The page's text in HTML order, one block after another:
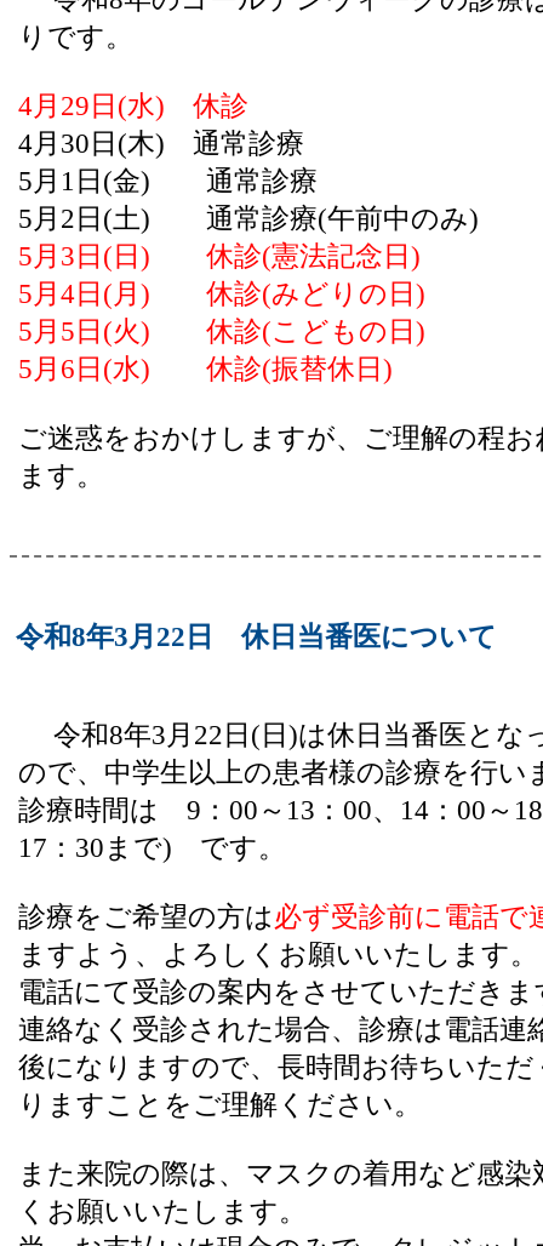
りです。
4月29日(水) 休診
4月30日(木) 通常診療
5月1日(金) 通常診療
5月2日(土) 通常診療(午前中のみ)
5月3日(日) 休診(憲法記念日)
5月4日(月) 休診(みどりの日)
5月5日(火) 休診(こどもの日)
5月6日(水) 休診(振替休日)
ご迷惑をおかけしますが、ご理解の程
ます。
令和8年3月22日 休日当番医について
令和8年3月22日(日)は休日当番医とな
ので、中学生以上の患者様の診療を行い
診療時間は 9：00～13：00、14：00～
17：30まで) です。
診療をご希望の方は必ず受診前に電話で
ますよう、よろしくお願いいたします。
電話にて受診の案内をさせていただきま
連絡なく受診された場合、診療は電話連
後になりますので、長時間お待ちいただ
りますことをご理解ください。
また来院の際は、マスクの着用など感
くお願いいたします。